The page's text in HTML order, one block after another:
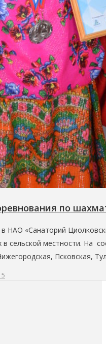
по
в НАО «Санаторий
сельской местности. На
Псковская,